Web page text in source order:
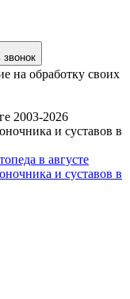
звонок
на обработку своих
2003-2026
в августе